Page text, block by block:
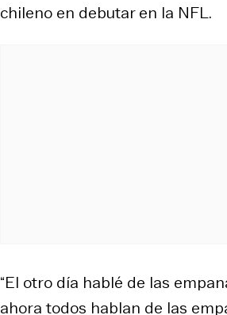
chileno en debutar en la NFL.
“El otro día hablé de las
ahora todos hablan de las